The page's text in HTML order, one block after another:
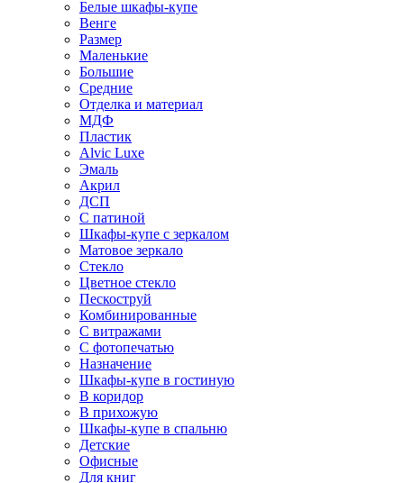
Белые шкафы-купе
Венге
Размер
Маленькие
Большие
Средние
Отделка и материал
МДФ
Пластик
Alvic Luxe
Эмаль
Акрил
ДСП
С патиной
Шкафы-купе с зеркалом
Матовое зеркало
Стекло
Цветное стекло
Пескоструй
Комбинированные
С витражами
С фотопечатью
Назначение
Шкафы-купе в гостиную
В коридор
В прихожую
Шкафы-купе в спальню
Детские
Офисные
Для книг